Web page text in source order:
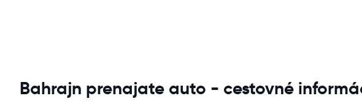
Bahrajn prenajate auto - cestovné